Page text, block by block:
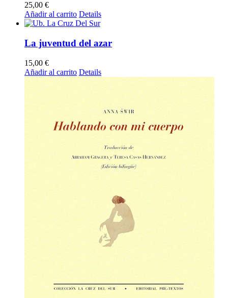
25,00 €
Añadir al carrito Details
La juventud del azar
15,00 €
Añadir al carrito Details